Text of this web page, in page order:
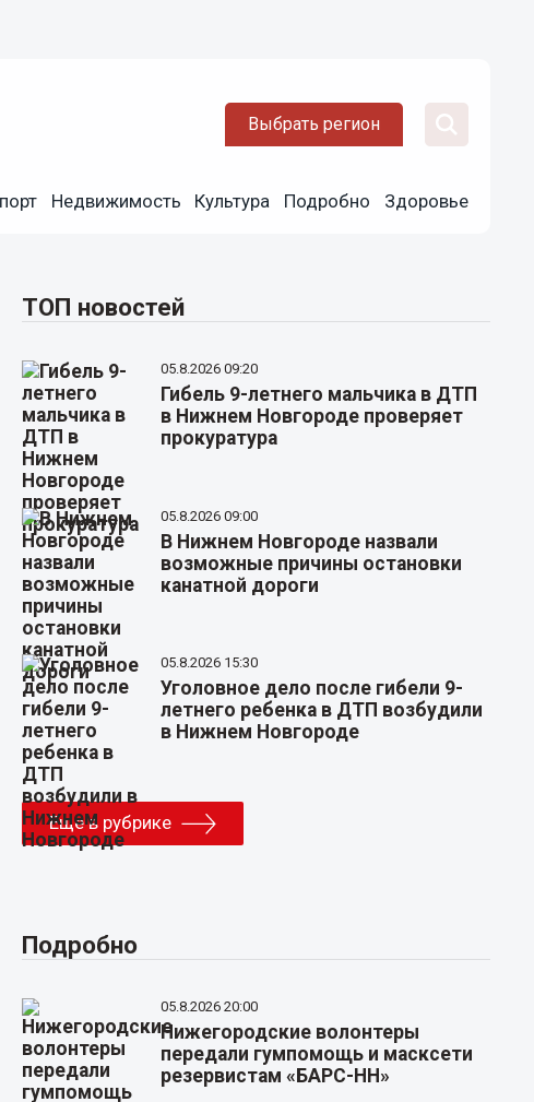
Выбрать регион
Недвижимость Культура Подробно Здоровье
ТОП новостей
05.8.2026 09:20
Гибель 9-летнего мальчика в ДТП
в Нижнем Новгороде проверяет
прокуратура
05.8.2026 09:00
В Нижнем Новгороде назвали
возможные причины остановки
канатной дороги
05.8.2026 15:30
Уголовное дело после гибели 9-
летнего ребенка в ДТП возбудили
в Нижнем Новгороде
Еще в рубрике
Подробно
05.8.2026 20:00
Нижегородские волонтеры
передали гумпомощь и масксети
резервистам «БАРС-НН»